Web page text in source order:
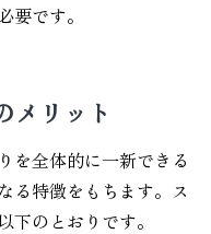
要です。
メリット
を全体的に一新できる
る特徴をもちます。ス
下のとおりです。